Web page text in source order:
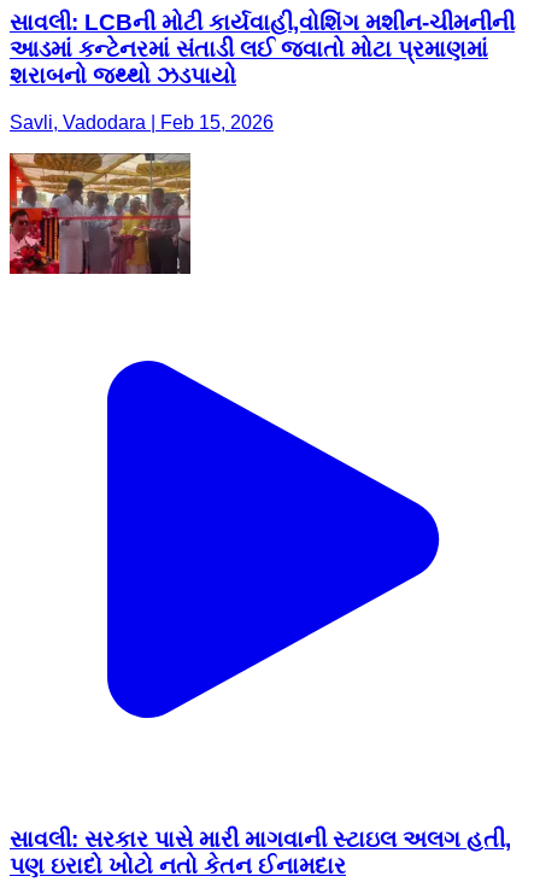
સાવલી: LCBની મોટી કાર્યવાહી,વોશિંગ મશીન-ચીમનીની
આડમાં કન્ટેનરમાં સંતાડી લઈ જવાતો મોટા પ્રમાણમાં
શરાબનો જથ્થો ઝડપાયો
Savli, Vadodara | Feb 15, 2026
સાવલી: સરકાર પાસે મારી માગવાની સ્ટાઇલ અલગ હતી,
પણ ઇરાદો ખોટો નતો કેતન ઈનામદાર